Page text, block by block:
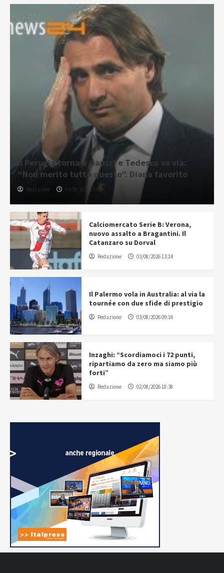
Il Perugia torna a Gaucci e Tedesco va via:
“Non merito tutto questo”. Diana favorito
Redazione 03/08/2026 17:55
Calciomercato Serie B: Verona,
nuovo assalto a Bragantini. Il
Catanzaro su Dorval
Redazione 03/08/2026 13:14
Il Palermo vola in Australia: al via la
tournée con due sfide di prestigio
Redazione 03/08/2026 09:16
Inzaghi: “Scordiamoci i 72 punti,
ripartiamo da zero ma siamo più
forti”
Redazione 02/08/2026 18:38